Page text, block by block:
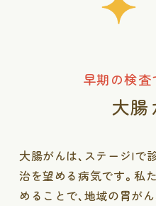
早期の検査
大腸
大腸がんは、ステージIで
治を望める病気です。私
めることで、地域の胃が